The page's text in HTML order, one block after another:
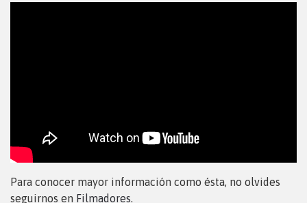
Para conocer mayor información como ésta, no olvides
seguirnos en Filmadores.